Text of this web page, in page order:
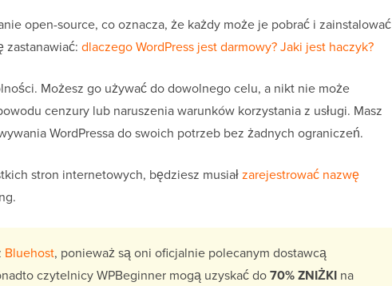
open-source, co oznacza, że każdy może je pobrać i zainstalować
zastanawiać: dlaczego WordPress jest darmowy? Jaki jest haczyk?
Możesz go używać do dowolnego celu, a nikt nie może
cenzury lub naruszenia warunków korzystania z usługi. Masz
WordPressa do swoich potrzeb bez żadnych ograniczeń.
stron internetowych, będziesz musiałzarejestrować nazwę
Bluehost, ponieważ są oni oficjalnie polecanym dostawcą
czytelnicy WPBeginner mogą uzyskać do70% ZNIŻKI na